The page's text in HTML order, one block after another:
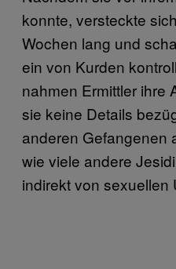
konnte, versteckte
Wochen lang und
ein von Kurden
nahmen Ermittler ihre
sie keine Details
anderen
wie viele andere
indirekt von sexuellen